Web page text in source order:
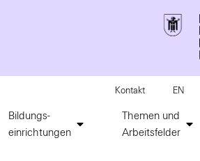
Kontakt EN
Bildungs-
einrichtungen
Themen und
Arbeitsfelder